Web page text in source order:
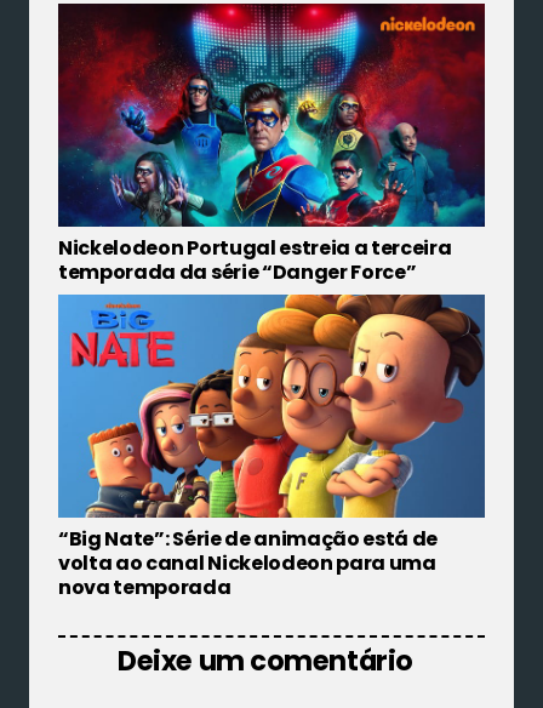
Nickelodeon Portugal estreia a terceira
temporada da série “Danger Force”
“Big Nate”: Série de animação está de
volta ao canal Nickelodeon para uma
nova temporada
Deixe um comentário